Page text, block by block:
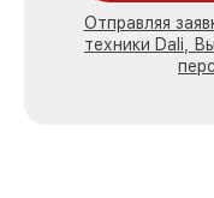
Отправляя
техники Dali,